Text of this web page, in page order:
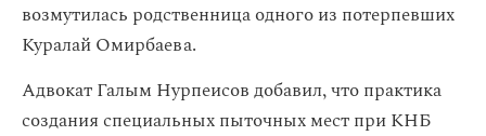
возмутилась родственница одного из потерпевших
Куралай Омирбаева.
Адвокат Галым Нурпеисов добавил, что практика
создания специальных пыточных мест при КНБ